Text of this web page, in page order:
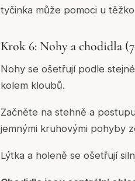
tyčinka může pomoci u
Krok 6: Nohy a chodidla
Nohy se ošetřují podle
kolem kloubů.
Začněte na stehně a
jemnými kruhovými pohyby
Lýtka a holeně se ošetřují